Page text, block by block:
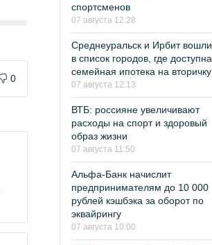
0
спортсменов
07 августа 12:28
Среднеуральск и Ирбит вошли
в список городов, где доступна
семейная ипотека на вторичку
07 августа 12:13
ВТБ: россияне увеличивают
расходы на спорт и здоровый
образ жизни
07 августа 11:50
Альфа-Банк начислит
предпринимателям до 10 000
рублей кэшбэка за оборот по
эквайрингу
07 августа 10:00